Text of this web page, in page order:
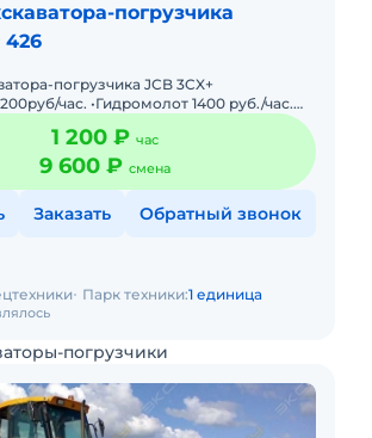
погрузчика
погрузчика JCB 3CX+
час. •Гидромолот 1400 руб./час.
время заказа 3 часа •При заказе на 5
скид
1 200 ₽ час
9 600 ₽ смена
Заказать Обратный звонок
Парк техники:1 единица
погрузчики